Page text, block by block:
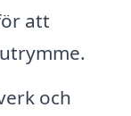
att
och